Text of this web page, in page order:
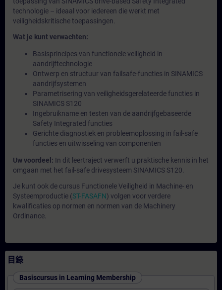
technologie – ideaal voor iedereen die werkt met
veiligheidskritische toepassingen.
Wat je kunt verwachten:
Basisprincipes van functionele veiligheid in
aandrijftechnologie
Ontwerp en structuur van failsafe-functies in SINAMICS
aandrijfsystemen
Parametrisering van veiligheidsgerelateerde functies in
SINAMICS S120
Ingebruikname en testen van de aandrijfgebaseerde
Safety Integrated functies
Gerichte diagnostiek en probleemoplossing in fail-safe
functies en uitwisseling van componenten
Uw voordeel: In dit leertraject verwerft u praktische kennis in het
omgaan met het fail-safe drivesysteem SINAMICS S120.
Je kunt ook de cursus Functionele Veiligheid in Machine- en
Systeemproductie (ST-FASAFN) volgen voor verdere
kwalificaties op normen en normen van de Machinery
Ordinance.
目錄
Basiscursus in Learning Membership